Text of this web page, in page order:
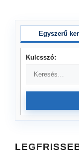
Egyszerű
Kulcsszó: